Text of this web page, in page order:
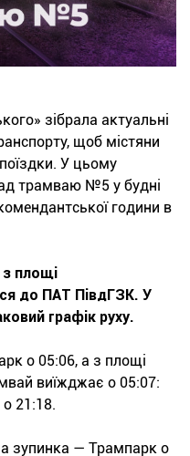
зібрала актуальні
щоб містяни
У цьому
трамваю №5 у будні
години в
площі
до ПАТ ПівдГЗК. У
графік руху.
о 05:06, а з площі
виїжджає о 05:07:
21:18.
зупинка — Трампарк о